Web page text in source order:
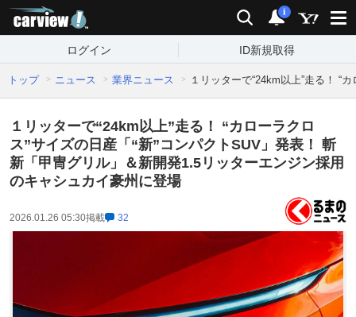
検索 通知
i
ログイン ID新規取得
トップ ニュース 業界ニュース １リッターで“24km以上”走る！ “
１リッターで“24km以上”走る！ “カローラクロ
ス”サイズの日産「“新”コンパクトSUV」発表！ 斬
新「甲冑グリル」＆新開発1.5リッターエンジン採用
のキャシュカイ豪州に登場
2026.01.26 05:30掲載 32